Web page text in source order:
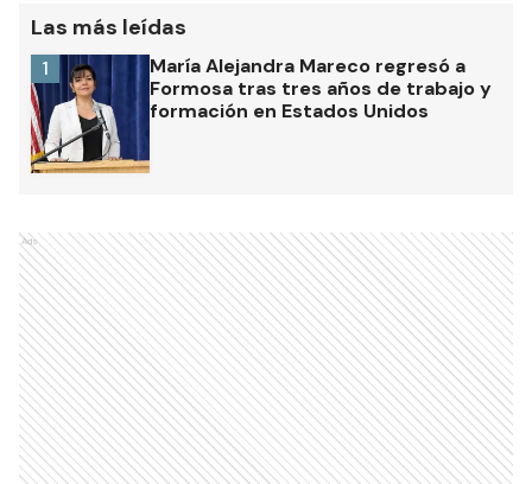
Las más leídas
María Alejandra Mareco regresó a
Formosa tras tres años de trabajo y
formación en Estados Unidos
1
Ads